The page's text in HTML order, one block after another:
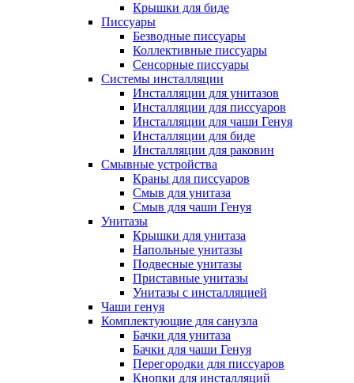
Крышки для биде
Писсуары
Безводные писсуары
Коллективные писсуары
Сенсорные писсуары
Системы инсталляции
Инсталляции для унитазов
Инсталляции для писсуаров
Инсталляции для чаши Генуя
Инсталляции для биде
Инсталляции для раковин
Смывные устройства
Краны для писсуаров
Смыв для унитаза
Смыв для чаши Генуя
Унитазы
Крышки для унитаза
Напольные унитазы
Подвесные унитазы
Приставные унитазы
Унитазы с инсталляцией
Чаши генуя
Комплектующие для санузла
Бачки для унитаза
Бачки для чаши Генуя
Перегородки для писсуаров
Кнопки для инсталляций